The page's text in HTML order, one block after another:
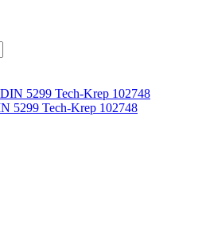
5299 Tech-Krep 102748